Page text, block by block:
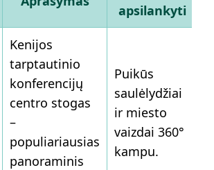
apsilankyti
Kenijos
tarptautinio
konferencijų
centro stogas
–
populiariausias
panoraminis
Puikūs
saulėlydžiai
ir miesto
vaizdai 360°
kampu.